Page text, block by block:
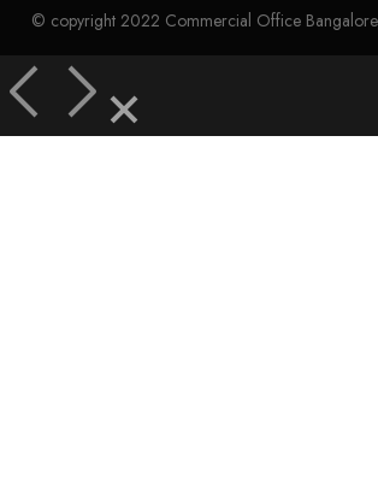
© copyright 2022 Commercial Office